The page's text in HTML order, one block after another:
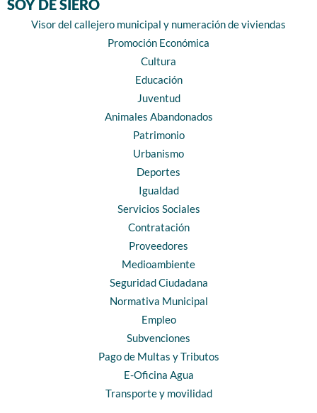
SOY DE SIERO
Visor del callejero municipal y numeración de viviendas
Promoción Económica
Cultura
Educación
Juventud
Animales Abandonados
Patrimonio
Urbanismo
Deportes
Igualdad
Servicios Sociales
Contratación
Proveedores
Medioambiente
Seguridad Ciudadana
Normativa Municipal
Empleo
Subvenciones
Pago de Multas y Tributos
E-Oficina Agua
Transporte y movilidad